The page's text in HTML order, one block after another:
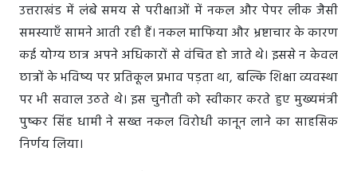
उत्तराखंड में लंबे समय से परीक्षाओं में नकल और पेपर लीक जैसी
समस्याएँ सामने आती रही हैं। नकल माफिया और भ्रष्टाचार के कारण
कई योग्य छात्र अपने अधिकारों से वंचित हो जाते थे। इससे न केवल
छात्रों के भविष्य पर प्रतिकूल प्रभाव पड़ता था, बल्कि शिक्षा व्यवस्था
पर भी सवाल उठते थे। इस चुनौती को स्वीकार करते हुए मुख्यमंत्री
पुष्कर सिंह धामी ने सख्त नकल विरोधी कानून लाने का साहसिक
निर्णय लिया।